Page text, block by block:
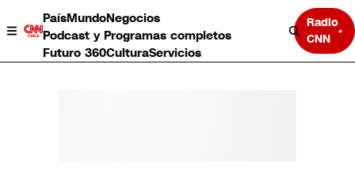
PaísMundoNegocios
Podcast y Programas completos
Futuro 360CulturaServicios
Radio
CNN